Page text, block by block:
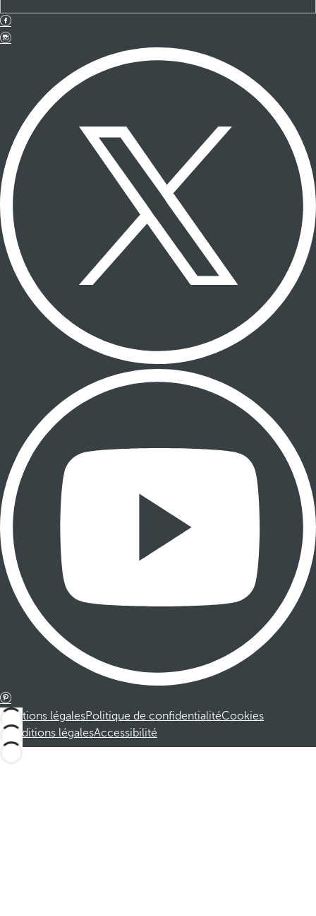
Mentions légalesPolitique de confidentialitéCookies
Conditions légalesAccessibilité